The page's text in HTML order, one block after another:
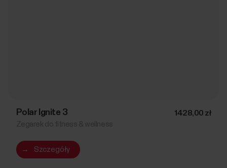
Polar Ignite 3 1428,00 zł
→ Szczegóły